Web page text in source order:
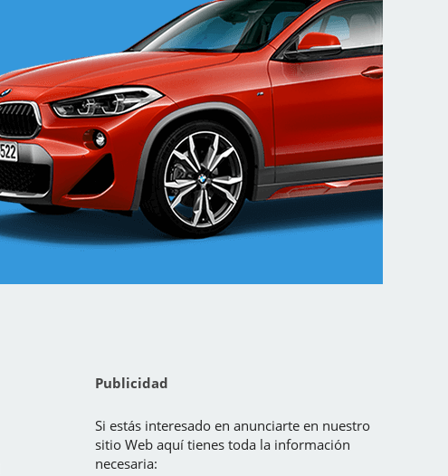
Publicidad
Si estás interesado en anunciarte en nuestro
sitio Web aquí tienes toda la información
necesaria: